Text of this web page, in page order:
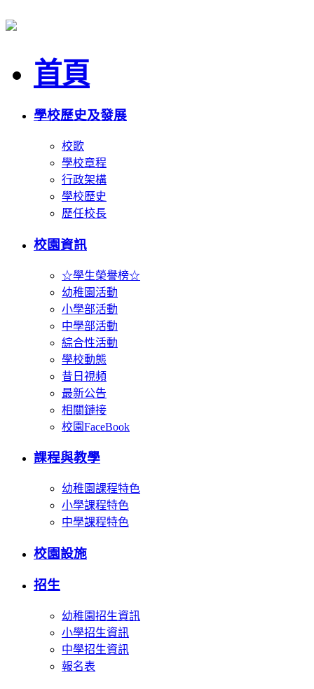
首頁
學校歷史及發展
校歌
學校章程
行政架構
學校歷史
歷任校長
校園資訊
☆學生榮譽榜☆
幼稚園活動
小學部活動
中學部活動
綜合性活動
學校動態
昔日視頻
最新公告
相關鏈接
校園FaceBook
課程與教學
幼稚園課程特色
小學課程特色
中學課程特色
校園設施
招生
幼稚園招生資訊
小學招生資訊
中學招生資訊
報名表